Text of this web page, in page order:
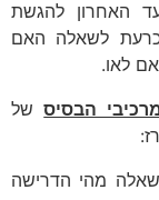
האחרון להגשת
לשאלה האם
לאו.
הבסיסשל
מהי הדרישה